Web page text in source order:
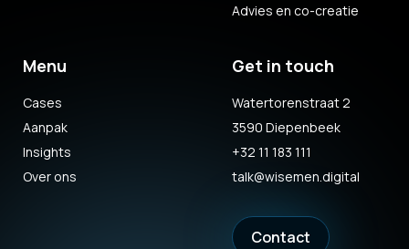
Advies en co-creatie
Menu
Cases
Aanpak
Insights
Over ons
Get in touch
Watertorenstraat 2
3590 Diepenbeek
+32 11 183 111
talk@wisemen.digital
Contact